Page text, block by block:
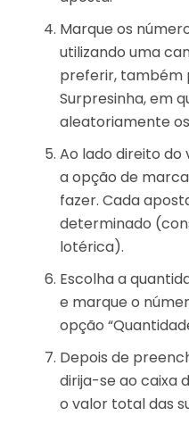
Marque os
utilizando uma
preferir, também
Surpresinha, em
aleatoriamente
Ao lado direito
a opção de
fazer. Cada
determinado
lotérica).
Escolha a
e marque o
opção
Depois de
dirija-se ao caixa
o valor total das